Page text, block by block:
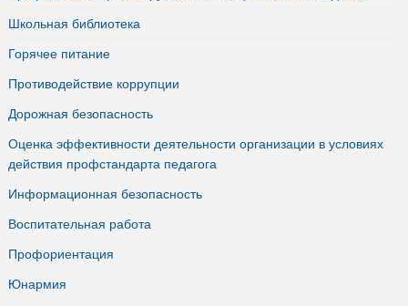
Школьная библиотека
Горячее питание
Противодействие коррупции
Дорожная безопасность
Оценка эффективности деятельности организации в условиях
действия профстандарта педагога
Информационная безопасность
Воспитательная работа
Профориентация
Юнармия